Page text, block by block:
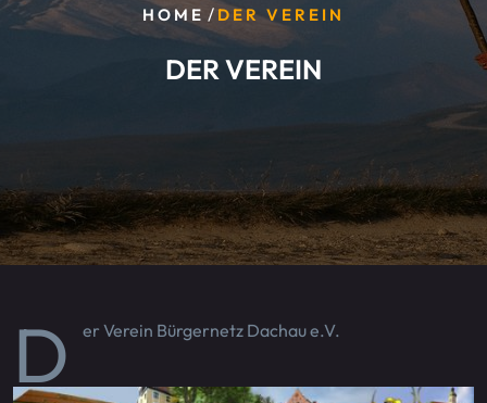
HOME / DER VEREIN
DER VEREIN
D er Verein Bürgernetz Dachau e.V.